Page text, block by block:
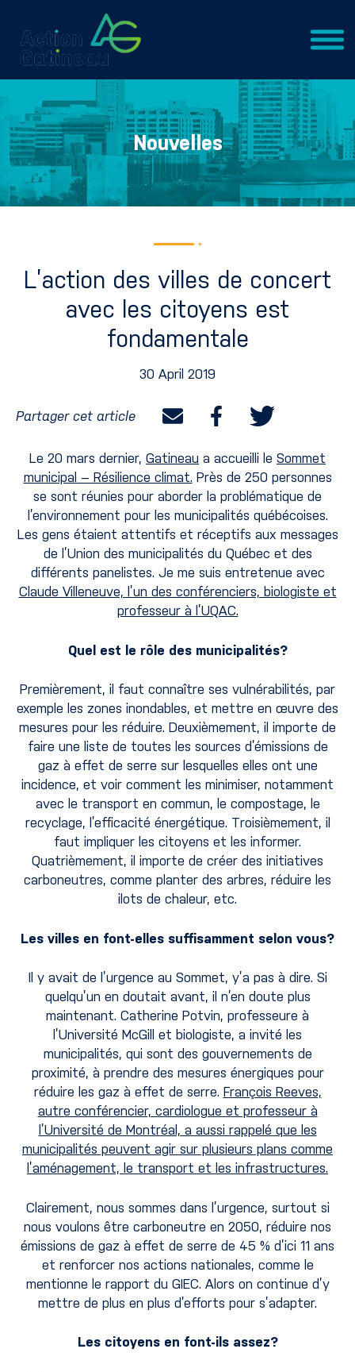
Nouvelles
L’action des villes de concert
avec les citoyens est
fondamentale
30 April 2019
Partager cet article
Le 20 mars dernier, Gatineau a accueilli le Sommet
municipal – Résilience climat. Près de 250 personnes
se sont réunies pour aborder la problématique de
l’environnement pour les municipalités québécoises.
Les gens étaient attentifs et réceptifs aux messages
de l’Union des municipalités du Québec et des
différents panelistes. Je me suis entretenue avec
Claude Villeneuve, l’un des conférenciers, biologiste et
professeur à l’UQAC.
Quel est le rôle des municipalités?
Premièrement, il faut connaître ses vulnérabilités, par
exemple les zones inondables, et mettre en œuvre des
mesures pour les réduire. Deuxièmement, il importe de
faire une liste de toutes les sources d’émissions de
gaz à effet de serre sur lesquelles elles ont une
incidence, et voir comment les minimiser, notamment
avec le transport en commun, le compostage, le
recyclage, l’efficacité énergétique. Troisièmement, il
faut impliquer les citoyens et les informer.
Quatrièmement, il importe de créer des initiatives
carboneutres, comme planter des arbres, réduire les
ilots de chaleur, etc.
Les villes en font-elles suffisamment selon vous?
Il y avait de l’urgence au Sommet, y’a pas à dire. Si
quelqu’un en doutait avant, il n’en doute plus
maintenant. Catherine Potvin, professeure à
l’Université McGill et biologiste, a invité les
municipalités, qui sont des gouvernements de
proximité, à prendre des mesures énergiques pour
réduire les gaz à effet de serre. François Reeves,
autre conférencier, cardiologue et professeur à
l’Université de Montréal, a aussi rappelé que les
municipalités peuvent agir sur plusieurs plans comme
l’aménagement, le transport et les infrastructures.
Clairement, nous sommes dans l’urgence, surtout si
nous voulons être carboneutre en 2050, réduire nos
émissions de gaz à effet de serre de 45 % d’ici 11 ans
et renforcer nos actions nationales, comme le
mentionne le rapport du GIEC. Alors on continue d’y
mettre de plus en plus d’efforts pour s’adapter.
Les citoyens en font-ils assez?